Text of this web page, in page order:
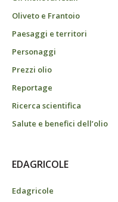
Oliveto e Frantoio
Paesaggi e territori
Personaggi
Prezzi olio
Reportage
Ricerca scientifica
Salute e benefici dell’olio
EDAGRICOLE
Edagricole